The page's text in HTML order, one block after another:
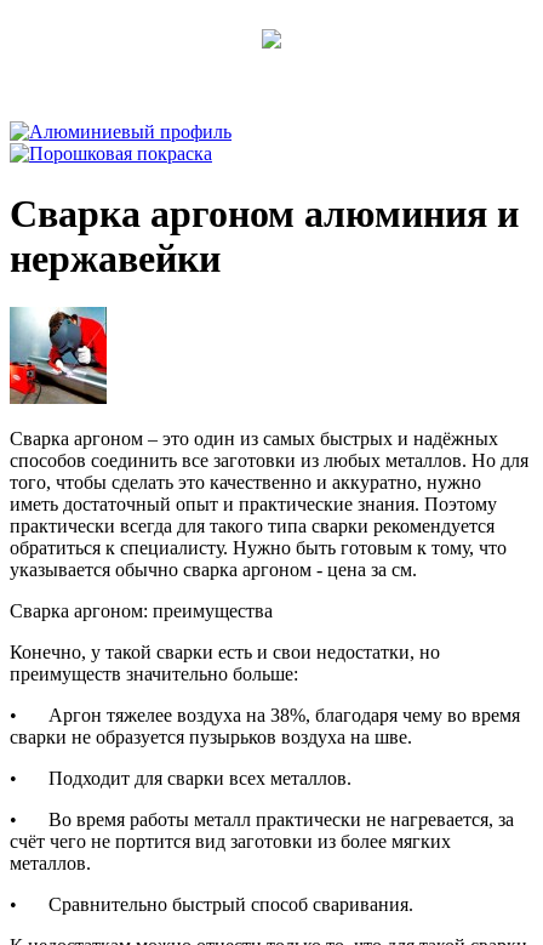
Сварка аргоном алюминия и
нержавейки
Сварка аргоном – это один из самых быстрых и надёжных
способов соединить все заготовки из любых металлов. Но для
того, чтобы сделать это качественно и аккуратно, нужно
иметь достаточный опыт и практические знания. Поэтому
практически всегда для такого типа сварки рекомендуется
обратиться к специалисту. Нужно быть готовым к тому, что
указывается обычно сварка аргоном - цена за см.
Сварка аргоном: преимущества
Конечно, у такой сварки есть и свои недостатки, но
преимуществ значительно больше:
•
Аргон тяжелее воздуха на 38%, благодаря чему во время
сварки не образуется пузырьков воздуха на шве.
•
Подходит для сварки всех металлов.
•
Во время работы металл практически не нагревается, за
счёт чего не портится вид заготовки из более мягких
металлов.
•
Сравнительно быстрый способ сваривания.